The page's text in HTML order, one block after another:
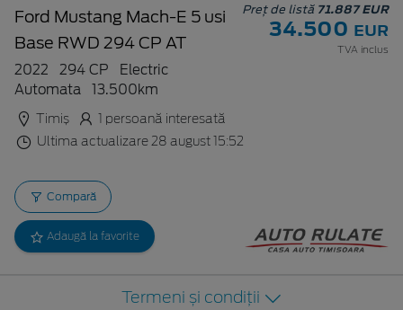
Ford Mustang Mach-E 5 usi
Base RWD 294 CP AT
2022 294 CP
Electric
Automata
13.500km
Preț de listă 71.887 EUR
34.500 EUR
TVA inclus
Timiș
1 persoană interesată
Ultima actualizare 28 august 15:52
Compară
Adaugă la favorite
Termeni și condiții